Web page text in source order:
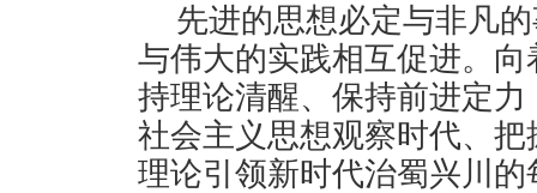
先进的思想必定与非凡
与伟大的实践相互促进。
持理论清醒、保持前进定
社会主义思想观察时代、
理论引领新时代治蜀兴川